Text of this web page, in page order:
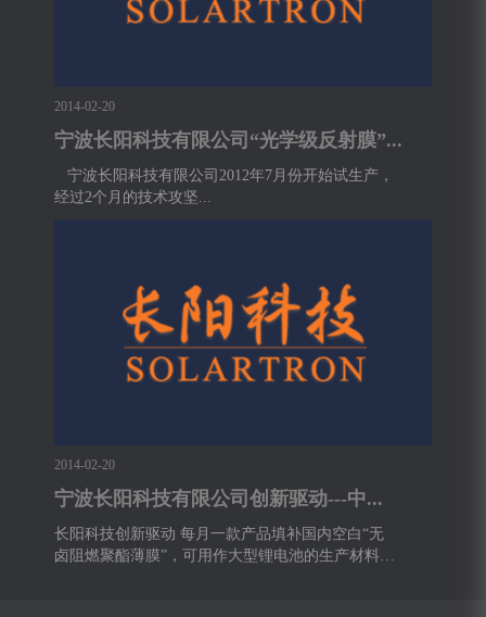
2014-02-20
宁波长阳科技有限公司“光学级反射膜”...
宁波长阳科技有限公司2012年7月份开始试生产，
经过2个月的技术攻坚...
2014-02-20
宁波长阳科技有限公司创新驱动---中...
长阳科技创新驱动 每月一款产品填补国内空白“无
卤阻燃聚酯薄膜”，可用作大型锂电池的生产材料。